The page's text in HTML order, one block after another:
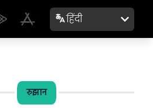
हिंदी
रुझान